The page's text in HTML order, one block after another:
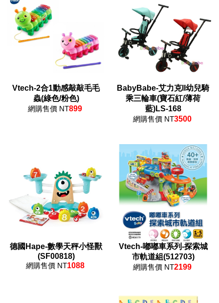
Vtech-2合1動感敲敲毛毛
蟲(綠色/粉色)
網購售價 NT899
BabyBabe-艾力克II幼兒騎
乘三輪車(寶石紅/薄荷
藍)LS-168
網購售價 NT3500
德國Hape-數學天秤小怪獸
(SF00818)
網購售價 NT1088
Vtech-嘟嘟車系列-探索城
市軌道組(512703)
網購售價 NT2199